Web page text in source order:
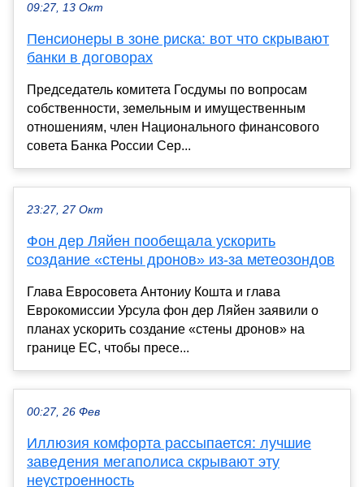
09:27, 13 Окт
Пенсионеры в зоне риска: вот что скрывают
банки в договорах
Председатель комитета Госдумы по вопросам
собственности, земельным и имущественным
отношениям, член Национального финансового
совета Банка России Сер...
23:27, 27 Окт
Фон дер Ляйен пообещала ускорить
создание «стены дронов» из-за метеозондов
Глава Евросовета Антониу Кошта и глава
Еврокомиссии Урсула фон дер Ляйен заявили о
планах ускорить создание «стены дронов» на
границе ЕС, чтобы пресе...
00:27, 26 Фев
Иллюзия комфорта рассыпается: лучшие
заведения мегаполиса скрывают эту
неустроенность